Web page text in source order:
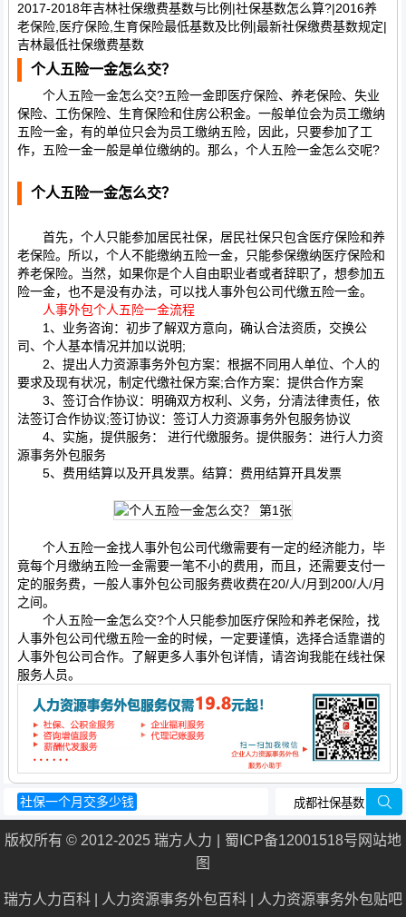
2017-2018年吉林社保缴费基数与比例|社保基数怎么算?|2016养
老保险,医疗保险,生育保险最低基数及比例|最新社保缴费基数规定|
吉林最低社保缴费基数
个人五险一金怎么交？
个人五险一金怎么交?五险一金即医疗保险、养老保险、失业
保险、工伤保险、生育保险和住房公积金。一般单位会为员工缴纳
五险一金，有的单位只会为员工缴纳五险，因此，只要参加了工
作，五险一金一般是单位缴纳的。那么，个人五险一金怎么交呢?
个人五险一金怎么交？
首先，个人只能参加居民社保，居民社保只包含医疗保险和养
老保险。所以，个人不能缴纳五险一金，只能参保缴纳医疗保险和
养老保险。当然，如果你是个人自由职业者或者辞职了，想参加五
险一金，也不是没有办法，可以找人事外包公司代缴五险一金。
人事外包个人五险一金流程
1、业务咨询：初步了解双方意向，确认合法资质，交换公
司、个人基本情况并加以说明;
2、提出人力资源事务外包方案：根据不同用人单位、个人的
要求及现有状况，制定代缴社保方案;合作方案：提供合作方案
3、签订合作协议：明确双方权利、义务，分清法律责任，依
法签订合作协议;签订协议：签订人力资源事务外包服务协议
4、实施，提供服务： 进行代缴服务。提供服务：进行人力资
源事务外包服务
5、费用结算以及开具发票。结算：费用结算开具发票
个人五险一金找人事外包公司代缴需要有一定的经济能力，毕
竟每个月缴纳五险一金需要一笔不小的费用，而且，还需要支付一
定的服务费，一般人事外包公司服务费收费在20/人/月到200/人/月
之间。
个人五险一金怎么交?个人只能参加医疗保险和养老保险，找
人事外包公司代缴五险一金的时候，一定要谨慎，选择合适靠谱的
人事外包公司合作。了解更多人事外包详情，请咨询我能在线社保
服务人员。
社保一个月交多少钱
社保要交多少年
版权所有 © 2012-2025 瑞方人力 蜀ICP备12001518号 网站地
图
瑞方人力百科 人力资源事务外包百科 人力资源事务外包贴吧